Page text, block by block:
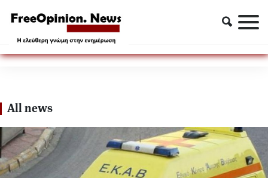
ΚΟΡΙΤΣΑΚΙ
ΚΟΡΙΤΣΑΚΙ
All news